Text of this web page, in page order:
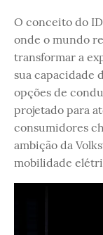
O conceito do
onde o mundo
transformar a
sua capacidade
opções de
projetado para
consumidores
ambição da
mobilidade